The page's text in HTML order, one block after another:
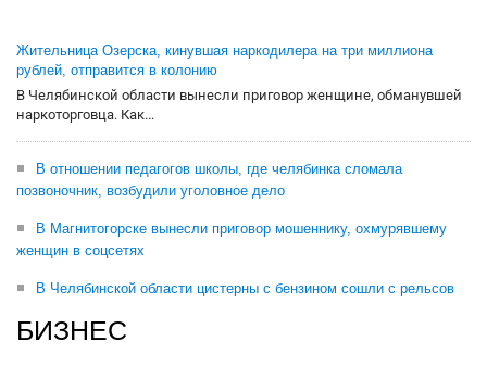
Жительница Озерска, кинувшая наркодилера на три миллиона
рублей, отправится в колонию
В Челябинской области вынесли приговор женщине, обманувшей
наркоторговца. Как...
В отношении педагогов школы, где челябинка сломала
позвоночник, возбудили уголовное дело
В Магнитогорске вынесли приговор мошеннику, охмурявшему
женщин в соцсетях
В Челябинской области цистерны с бензином сошли с рельсов
БИЗНЕС